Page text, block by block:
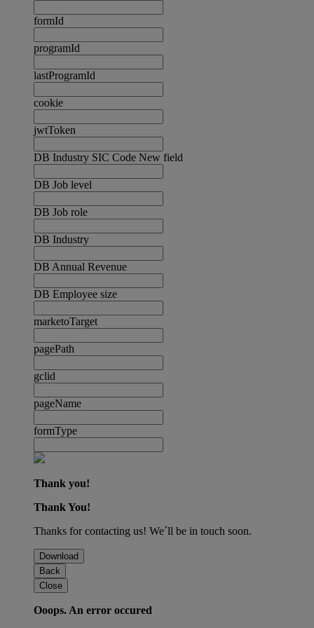
formId
programId
lastProgramId
cookie
jwtToken
DB Industry SIC Code New field
DB Job level
DB Job role
DB Industry
DB Annual Revenue
DB Employee size
marketoTarget
pagePath
gclid
pageName
formType
Thank you!
Thank You!
Thanks for contacting us! We´ll be in touch soon.
Download
Back
Close
Ooops. An error occured